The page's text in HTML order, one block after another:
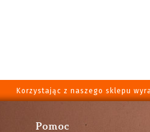
Korzystając z naszego sklepu
Pomoc